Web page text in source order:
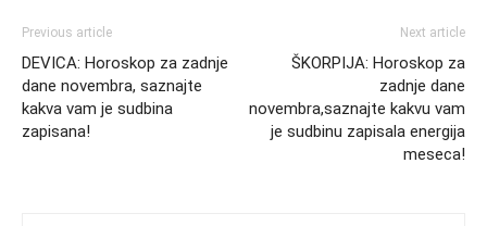
Previous article
DEVICA: Horoskop za zadnje
dane novembra, saznajte
kakva vam je sudbina
zapisana!
Next article
ŠKORPIJA: Horoskop za
zadnje dane
novembra,saznajte kakvu vam
je sudbinu zapisala energija
meseca!